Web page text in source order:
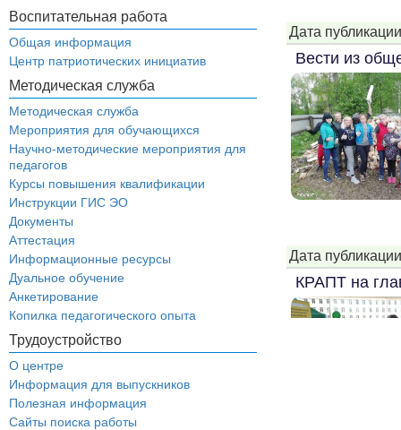
Воспитательная работа
Общая информация
Центр патриотических инициатив
Методическая служба
Методическая служба
Мероприятия для обучающихся
Научно-методические мероприятия для
педагогов
Курсы повышения квалификации
Инструкции ГИС ЭО
Документы
Аттестация
Информационные ресурсы
Дуальное обучение
Анкетирование
Копилка педагогического опыта
Трудоустройство
О центре
Информация для выпускников
Полезная информация
Сайты поиска работы
...
Дата
Вести из
Дата
КРАПТ на